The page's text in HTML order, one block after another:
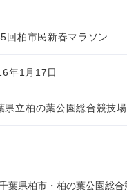
回柏市民新春マラソン
年1月17日
県立柏の葉公園総合競技場
葉県柏市・柏の葉公園総